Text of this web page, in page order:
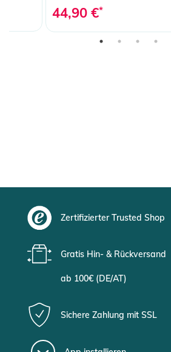
44,90 €*
Zertifizierter Trusted Shop
Gratis Hin- & Rückversand
ab 100€ (DE/AT)
Sichere Zahlung mit SSL